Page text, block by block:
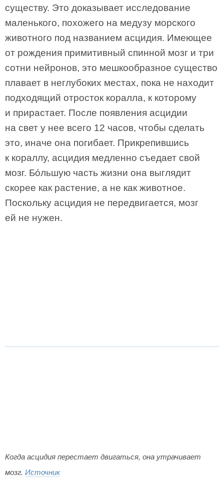
существу. Это доказывает исследование
маленького, похожего на медузу морского
животного под названием асцидия. Имеющее
от рождения примитивный спинной мозг и три
сотни нейронов, это мешкообразное существо
плавает в неглубоких местах, пока не находит
подходящий отросток коралла, к которому
и прирастает. После появления асцидии
на свет у нее всего 12 часов, чтобы сделать
это, иначе она погибает. Прикрепившись
к кораллу, асцидия медленно съедает свой
мозг. Бóльшую часть жизни она выглядит
скорее как растение, а не как животное.
Поскольку асцидия не передвигается, мозг
ей не нужен.
Когда асцидия перестает двигаться, она утрачивает
мозг. Источник